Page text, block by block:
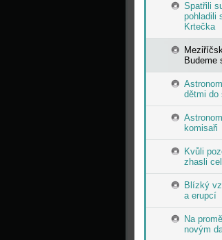
Spatřili
pohladili
Krtečka
Budeme
dětmi do
komisaři
Kvůli
zhasli
Blízký
a erupcí
Na
novým